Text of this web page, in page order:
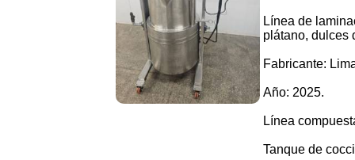
Línea de
plátano, dulces
Fabricante:
Año: 2025.
Línea
Tanque de